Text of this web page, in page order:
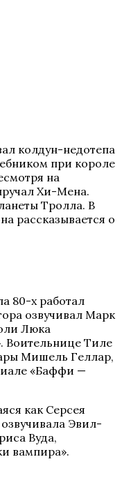
колдун-недотепа
при короле
на
Хи-Мена.
Тролла. В
рассказывается о
80-х работал
озвучивал Марк
Люка
Воительнице Тиле
Мишель Геллар,
«Баффи —
как Серсея
Эвил-
Вуда,
вампира».